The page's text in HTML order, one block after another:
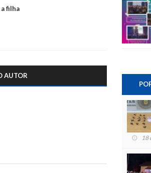
filha
AUTOR
18